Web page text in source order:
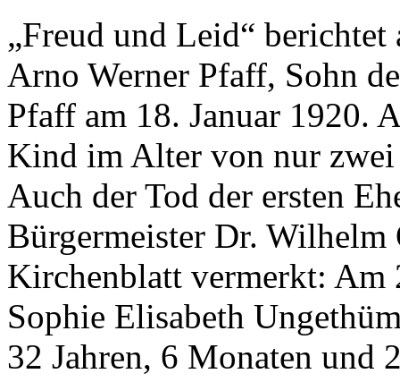
„Freud und Leid“
Arno Werner Pfaff, Sohn
Pfaff am 18. Januar 1920.
Kind im Alter von nur zwei
Auch der Tod der ersten
Bürgermeister Dr.
Kirchenblatt vermerkt: Am
Sophie Elisabeth
32 Jahren, 6 Monaten und